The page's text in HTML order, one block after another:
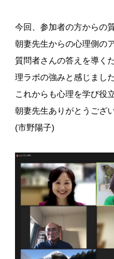
今回、参加者の方からの
朝妻先生からの心理側の
質問者さんの答えを導く
理ラボの強みと感じました
これからも心理を学び役
朝妻先生ありがとうござ
(市野陽子)